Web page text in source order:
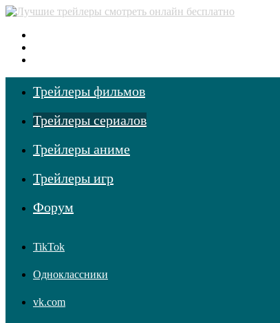
Трейлеры фильмов
Трейлеры сериалов
Трейлеры аниме
Трейлеры игр
Форум
TikTok
Одноклассники
vk.com